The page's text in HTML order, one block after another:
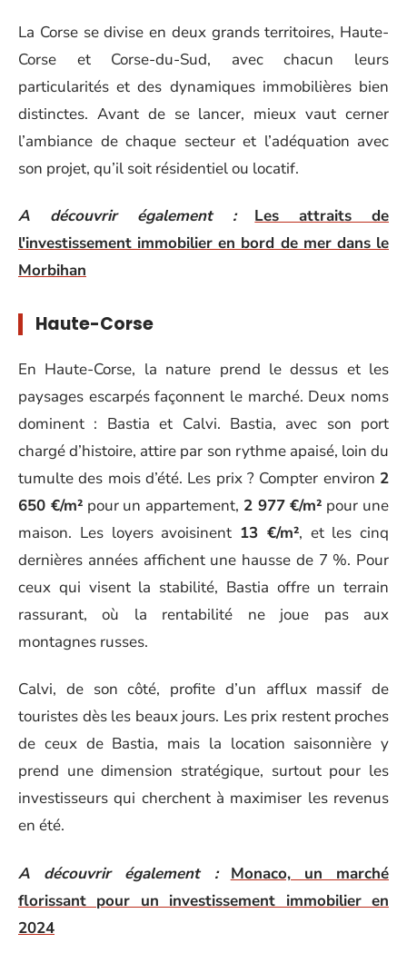
La Corse se divise en deux grands territoires, Haute-
Corse et Corse-du-Sud, avec chacun leurs
particularités et des dynamiques immobilières bien
distinctes. Avant de se lancer, mieux vaut cerner
l’ambiance de chaque secteur et l’adéquation avec
son projet, qu’il soit résidentiel ou locatif.
A découvrir également :
Les attraits de
l'investissement immobilier en bord de mer dans le
Morbihan
Haute-Corse
En Haute-Corse, la nature prend le dessus et les
paysages escarpés façonnent le marché. Deux noms
dominent : Bastia et Calvi. Bastia, avec son port
chargé d’histoire, attire par son rythme apaisé, loin du
tumulte des mois d’été. Les prix ? Compter environ 2
650 €/m²pour un appartement, 2 977 €/m² pour une
maison. Les loyers avoisinent 13 €/m², et les cinq
dernières années affichent une hausse de 7 %. Pour
ceux qui visent la stabilité, Bastia offre un terrain
rassurant, où la rentabilité ne joue pas aux
montagnes russes.
Calvi, de son côté, profite d’un afflux massif de
touristes dès les beaux jours. Les prix restent proches
de ceux de Bastia, mais la location saisonnière y
prend une dimension stratégique, surtout pour les
investisseurs qui cherchent à maximiser les revenus
en été.
A découvrir également :
Monaco, un marché
florissant pour un investissement immobilier en
2024